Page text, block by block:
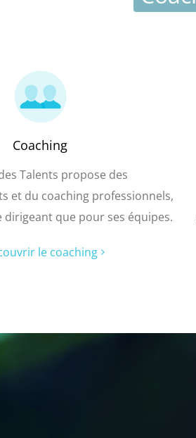
Coaching
Talents propose des
et du coaching professionnels,
dirigeant que pour ses équipes.
le coaching